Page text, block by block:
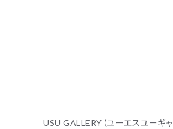
USU GALLERY（ユーエスユーギャ